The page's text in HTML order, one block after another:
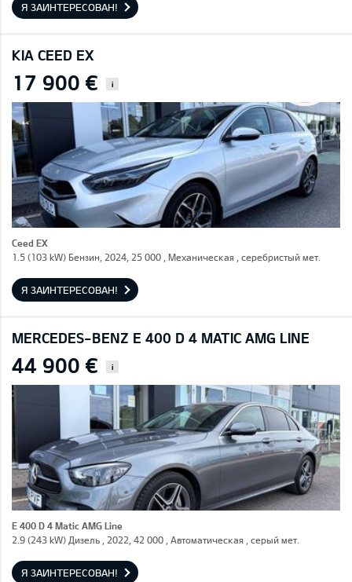
Я ЗАИНТЕРЕСОВАН!
KIA CEED EX
17 900 € i
Ceed EX
1.5 (103 kW) Бензин, 2024, 25 000 , Механическая , серебристый мет.
Я ЗАИНТЕРЕСОВАН!
MERCEDES-BENZ E 400 D 4 MATIC AMG LINE
44 900 € i
E 400 D 4 Matic AMG Line
2.9 (243 kW) Дизель , 2022, 42 000 , Автоматическая , серый мет.
Я ЗАИНТЕРЕСОВАН!